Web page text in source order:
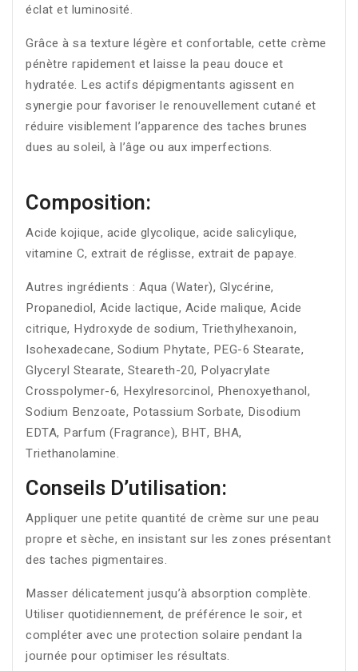
éclat et luminosité.
Grâce à sa texture légère et confortable, cette crème
pénètre rapidement et laisse la peau douce et
hydratée. Les actifs dépigmentants agissent en
synergie pour favoriser le renouvellement cutané et
réduire visiblement l’apparence des taches brunes
dues au soleil, à l’âge ou aux imperfections.
Composition:
Acide kojique, acide glycolique, acide salicylique,
vitamine C, extrait de réglisse, extrait de papaye.
Autres ingrédients : Aqua (Water), Glycérine,
Propanediol, Acide lactique, Acide malique, Acide
citrique, Hydroxyde de sodium, Triethylhexanoin,
Isohexadecane, Sodium Phytate, PEG-6 Stearate,
Glyceryl Stearate, Steareth-20, Polyacrylate
Crosspolymer-6, Hexylresorcinol, Phenoxyethanol,
Sodium Benzoate, Potassium Sorbate, Disodium
EDTA, Parfum (Fragrance), BHT, BHA,
Triethanolamine.
Conseils D’utilisation:
Appliquer une petite quantité de crème sur une peau
propre et sèche, en insistant sur les zones présentant
des taches pigmentaires.
Masser délicatement jusqu’à absorption complète.
Utiliser quotidiennement, de préférence le soir, et
compléter avec une protection solaire pendant la
journée pour optimiser les résultats.